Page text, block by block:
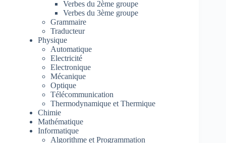
Verbes du 2ème groupe
Verbes du 3ème groupe
Grammaire
Traducteur
Physique
Automatique
Electricité
Electronique
Mécanique
Optique
Télécommunication
Thermodynamique et Thermique
Chimie
Mathématique
Informatique
Algorithme et Programmation